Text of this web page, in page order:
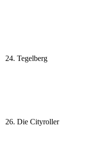
24. Tegelberg
26. Die Cityroller